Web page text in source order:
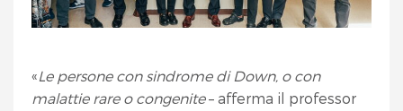
«Le persone con sindrome di Down, o con
malattie rare o congenite– afferma il professor